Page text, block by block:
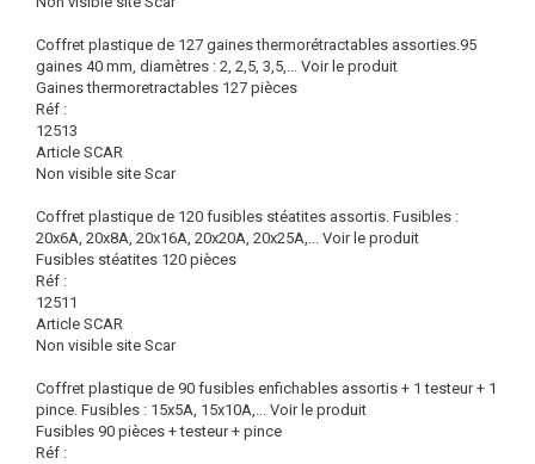
Coffret plastique de 127 gaines thermorétractables assorties.95
gaines 40 mm, diamètres : 2, 2,5, 3,5,... Voir le produit
Gaines thermoretractables 127 pièces
Réf :
12513
Article SCAR
Non visible site Scar
Coffret plastique de 120 fusibles stéatites assortis. Fusibles :
20x6A, 20x8A, 20x16A, 20x20A, 20x25A,... Voir le produit
Fusibles stéatites 120 pièces
Réf :
12511
Article SCAR
Non visible site Scar
Coffret plastique de 90 fusibles enfichables assortis + 1 testeur + 1
pince. Fusibles : 15x5A, 15x10A,... Voir le produit
Fusibles 90 pièces + testeur + pince
Réf :